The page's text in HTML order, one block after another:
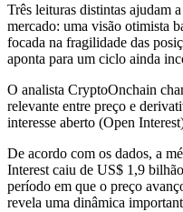
Três leituras distintas ajudam
mercado: uma visão otimista
focada na fragilidade das
aponta para um ciclo ainda
O analista CryptoOnchain
relevante entre preço e
interesse aberto (Open
De acordo com os dados, a
Interest caiu de US$ 1,9
período em que o preço
revela uma dinâmica